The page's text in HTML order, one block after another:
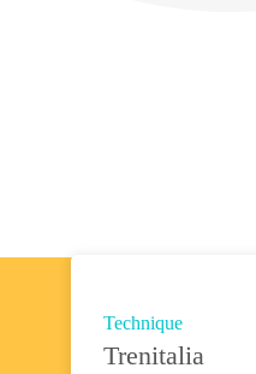
Technique
Trenitalia